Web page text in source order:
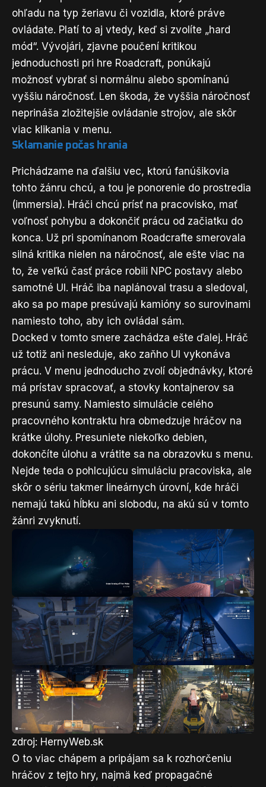
ohľadu na typ žeriavu či vozidla, ktoré práve
ovládate. Platí to aj vtedy, keď si zvolíte „hard
mód“. Vývojári, zjavne poučení kritikou
jednoduchosti pri hre Roadcraft, ponúkajú
možnosť vybrať si normálnu alebo spomínanú
vyššiu náročnosť. Len škoda, že vyššia náročnosť
neprináša zložitejšie ovládanie strojov, ale skôr
viac klikania v menu.
Sklamanie počas hrania
Prichádzame na ďalšiu vec, ktorú fanúšikovia
tohto žánru chcú, a tou je ponorenie do prostredia
(immersia). Hráči chcú prísť na pracovisko, mať
voľnosť pohybu a dokončiť prácu od začiatku do
konca. Už pri spomínanom Roadcrafte smerovala
silná kritika nielen na náročnosť, ale ešte viac na
to, že veľkú časť práce robili NPC postavy alebo
samotné UI. Hráč iba naplánoval trasu a sledoval,
ako sa po mape presúvajú kamióny so surovinami
namiesto toho, aby ich ovládal sám.
Docked v tomto smere zachádza ešte ďalej. Hráč
už totiž ani nesleduje, ako zaňho UI vykonáva
prácu. V menu jednoducho zvolí objednávky, ktoré
má prístav spracovať, a stovky kontajnerov sa
presunú samy. Namiesto simulácie celého
pracovného kontraktu hra obmedzuje hráčov na
krátke úlohy. Presuniete niekoľko debien,
dokončíte úlohu a vrátite sa na obrazovku s menu.
Nejde teda o pohlcujúcu simuláciu pracoviska, ale
skôr o sériu takmer lineárnych úrovní, kde hráči
nemajú takú hĺbku ani slobodu, na akú sú v tomto
žánri zvyknutí.
zdroj: HernyWeb.sk
O to viac chápem a pripájam sa k rozhorčeniu
hráčov z tejto hry, najmä keď propagačné